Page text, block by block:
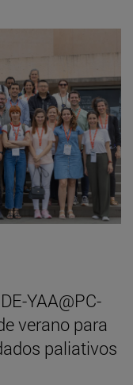
YAA@PC-
verano para
paliativos